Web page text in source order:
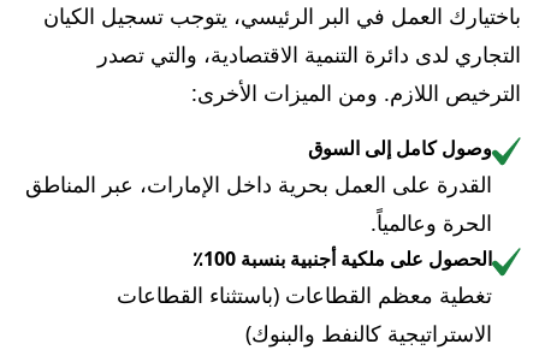
باختيارك العمل في البر الرئيسي، يتوجب تسجيل الكيان
التجاري لدى دائرة التنمية الاقتصادية، والتي تصدر
الترخيص اللازم. ومن الميزات الأخرى:
وصول كامل إلى السوق
القدرة على العمل بحرية داخل الإمارات، عبر المناطق
الحرة وعالمياً.
الحصول على ملكية أجنبية بنسبة 100٪
تغطية معظم القطاعات (باستثناء القطاعات
الاستراتيجية كالنفط والبنوك)